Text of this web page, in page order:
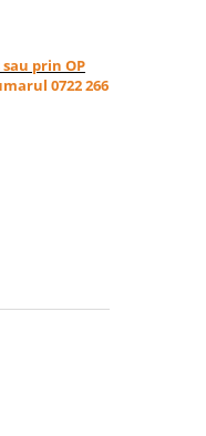
prin OP
0722 266